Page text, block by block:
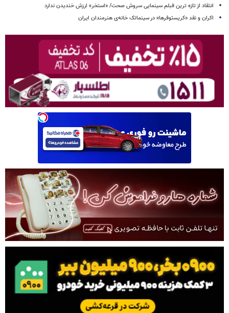
انتقاد از تازه ترین فبلم سینمایی سروش صحت/ «استخر» ارزش خندیدن ندارد
اکران و نقد «کریستوفرها» در سینماتک خانه‌ی هنرمندان ایران